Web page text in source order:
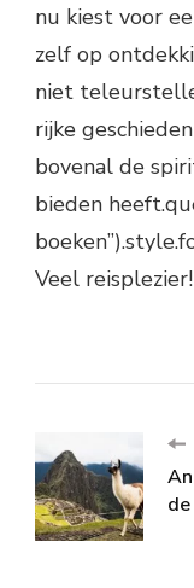
nu kiest voor
zelf op
niet
rijke
bovenal de
bieden
Veel reisplezier!